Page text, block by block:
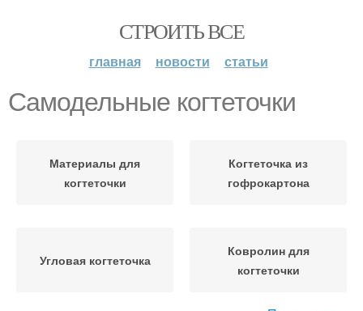
СТРОИТЬ ВСЕ
главная новости статьи
Самодельные когтеточки
Материалы для
когтеточки
Когтеточка из
гофрокартона
Угловая когтеточка
Ковролин для
когтеточки